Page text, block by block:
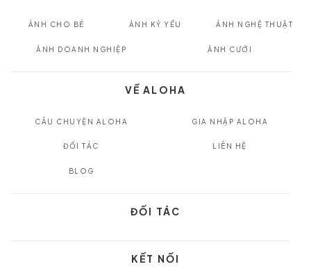
ẢNH CHO BÉ ẢNH KỶ YẾU ẢNH NGHỆ THUẬT
ẢNH DOANH NGHIỆP ẢNH CƯỚI
VỀ ALOHA
CÂU CHUYỆN ALOHA GIA NHẬP ALOHA
ĐỐI TÁC LIÊN HỆ
BLOG
ĐỐI TÁC
KẾT NỐI